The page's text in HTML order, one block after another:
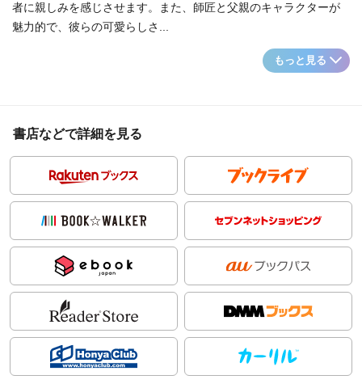
者に親しみを感じさせます。また、師匠と父親のキャラクターが
魅力的で、彼らの可愛らしさ...
もっと見る
書店などで詳細を見る